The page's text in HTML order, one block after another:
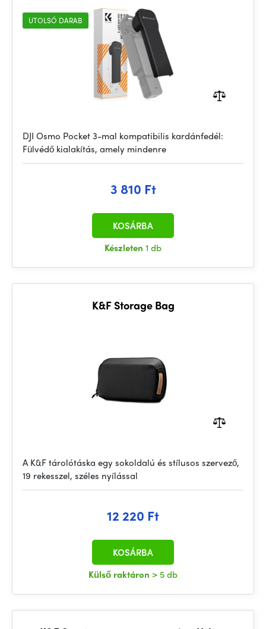
UTOLSÓ DARAB
DJI Osmo Pocket 3-mal kompatibilis kardánfedél:
Fülvédő kialakítás, amely mindenre
3 810 Ft
Készleten 1 db
KOSÁRBA
K&F Storage Bag
A K&F tárolótáska egy sokoldalú és stílusos szervező,
19 rekesszel, széles nyílással
12 220 Ft
Külső raktáron > 5 db
KOSÁRBA